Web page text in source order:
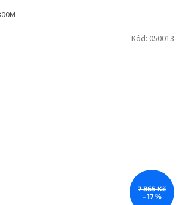
7 865 Kč
–17 %
Kód: 050013